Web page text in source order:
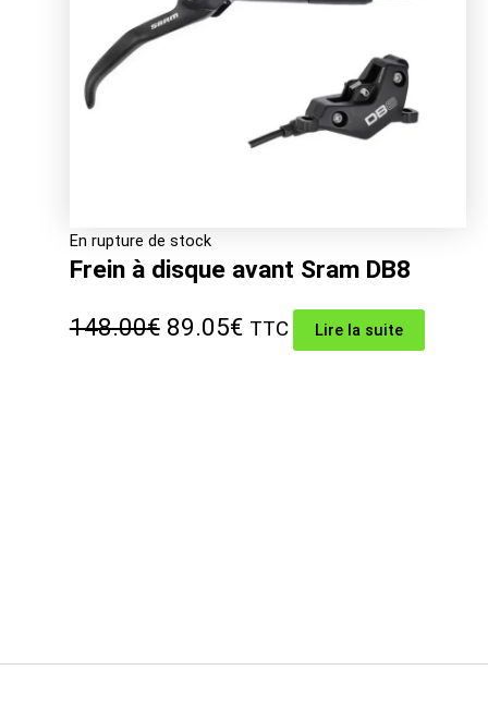
En rupture de stock
Frein à disque avant Sram DB8
148.00€ Le
89.05€Le
TTC Lire la suite